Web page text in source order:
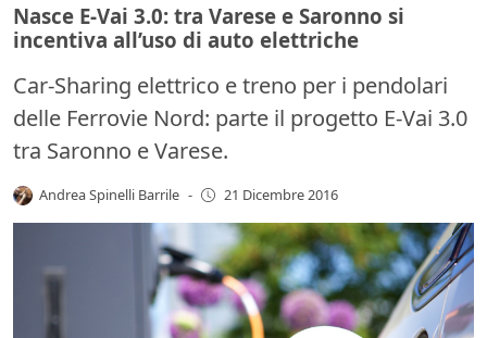
Nasce E-Vai 3.0: tra Varese e Saronno si
incentiva all’uso di auto elettriche
Car-Sharing elettrico e treno per i pendolari
delle Ferrovie Nord: parte il progetto E-Vai 3.0
tra Saronno e Varese.
Andrea Spinelli Barrile - 21 Dicembre 2016